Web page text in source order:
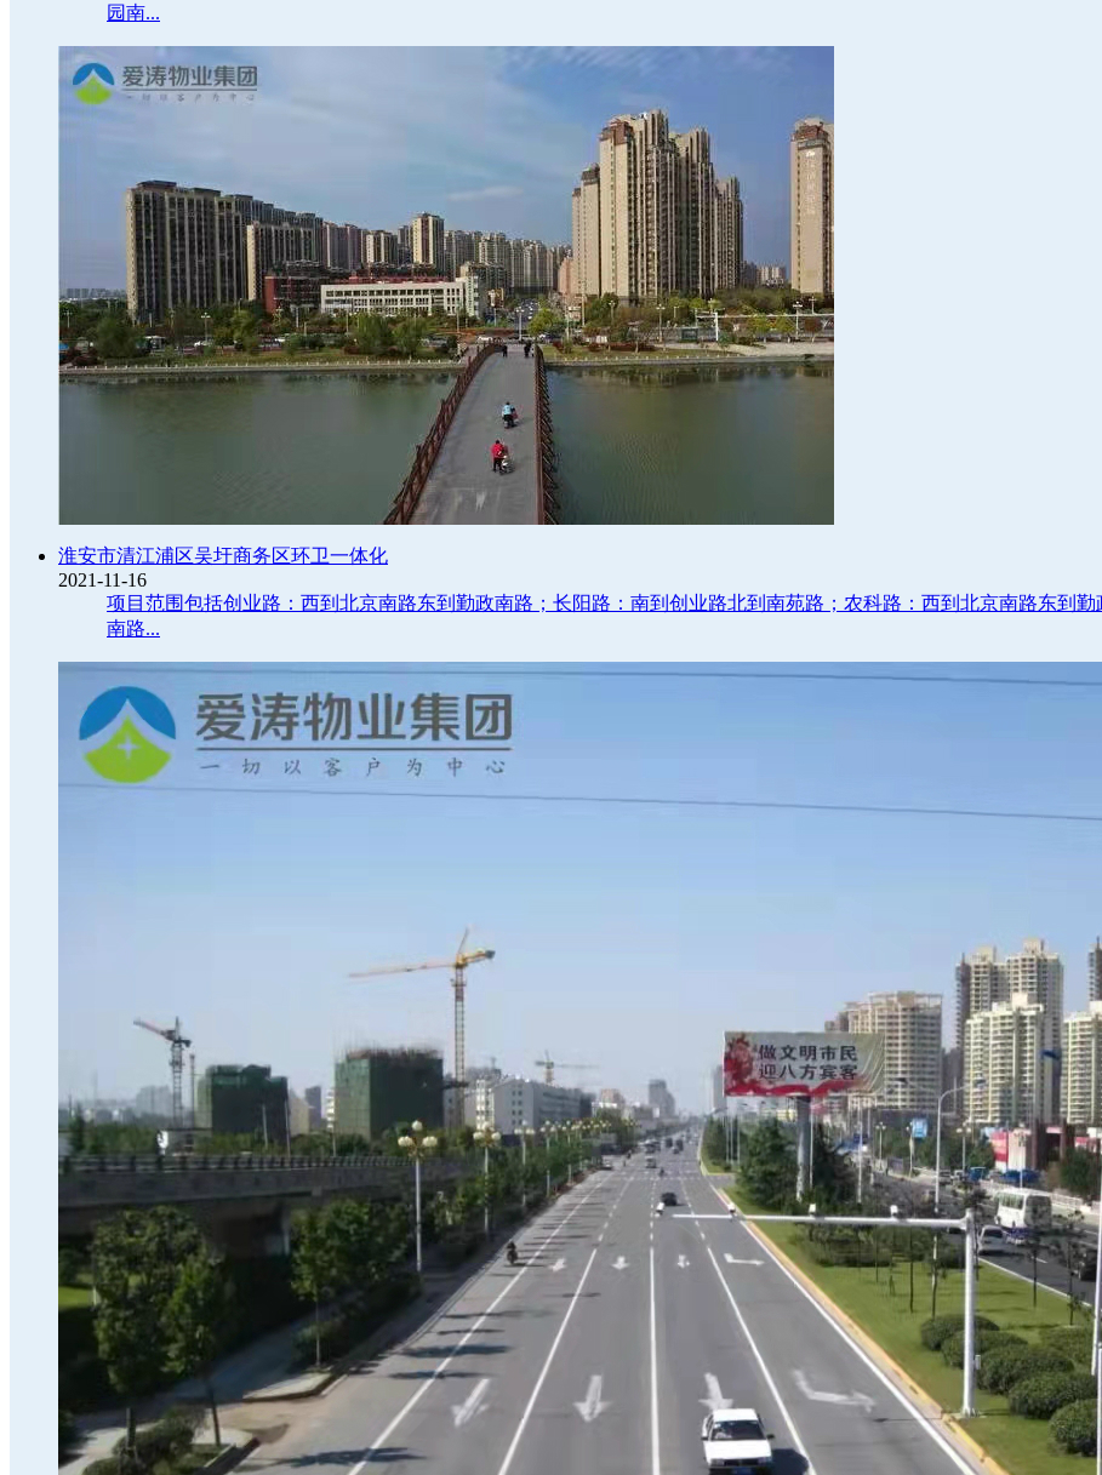
园南...
淮安市清江浦区吴圩商务区环卫一体化
2021-11-16
项目范围包括创业路：西到北京南路东到勤政南路；长阳路：南到创业路北到南苑路；农科路：西到北京南路东到
南路...